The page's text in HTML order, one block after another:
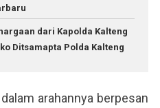
dari Kapolda Kalteng
Ditsamapta Polda Kalteng
arahannya berpesan